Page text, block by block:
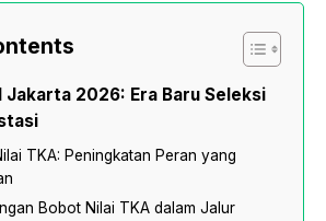
Jakarta 2026: Era Baru Seleksi
TKA: Peningkatan Peran yang
Bobot Nilai TKA dalam Jalur